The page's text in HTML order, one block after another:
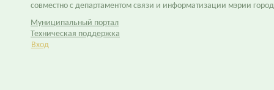
совместно с департаментом связи и информатизации мэрии
Муниципальный портал
Техническая поддержка
Вход